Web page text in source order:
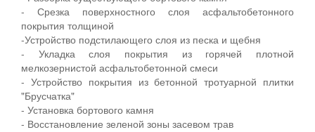
- Срезка поверхностного слоя асфальтобетонного
покрытия толщиной
-Устройство подстилающего слоя из песка и щебня
- Укладка слоя покрытия из горячей плотной
мелкозернистой асфальтобетонной смеси
- Устройство покрытия из бетонной тротуарной плитки
"Брусчатка"
- Установка бортового камня
- Восстановление зеленой зоны засевом трав